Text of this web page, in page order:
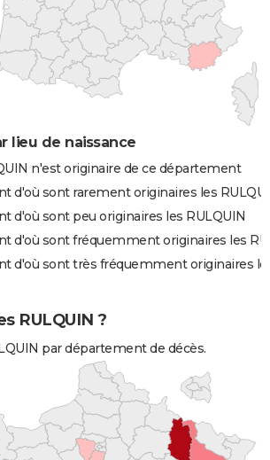
lieu de naissance
n'est originaire de ce département
d'où sont rarement originaires les
d'où sont peu originaires les RULQUIN
d'où sont fréquemment originaires les
d'où sont très fréquemment originaires
RULQUIN ?
par département de décès.